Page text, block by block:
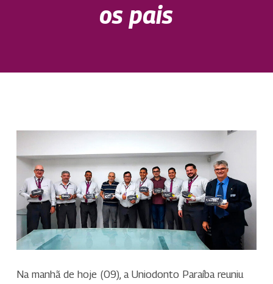
os pais
Na manhã de hoje (09), a Uniodonto Paraíba reuniu